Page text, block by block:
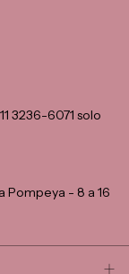
3236-6071 solo
Pompeya - 8 a 16